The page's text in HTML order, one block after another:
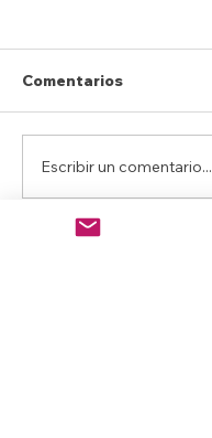
Comentarios
Escribir un comentario...